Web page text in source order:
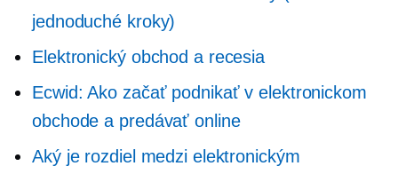
jednoduché kroky)
Elektronický obchod a recesia
Ecwid: Ako začať podnikať v elektronickom
obchode a predávať online
Aký je rozdiel medzi elektronickým